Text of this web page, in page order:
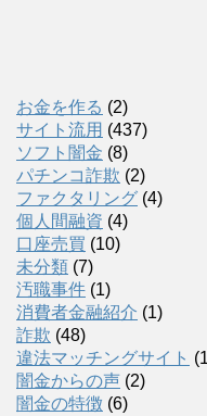
お金を作る (2)
サイト流用 (437)
ソフト闇金 (8)
パチンコ詐欺 (2)
ファクタリング (4)
個人間融資 (4)
口座売買 (10)
未分類 (7)
汚職事件 (1)
消費者金融紹介 (1)
詐欺 (48)
違法マッチングサイト
闇金からの声 (2)
闇金の特徴 (6)